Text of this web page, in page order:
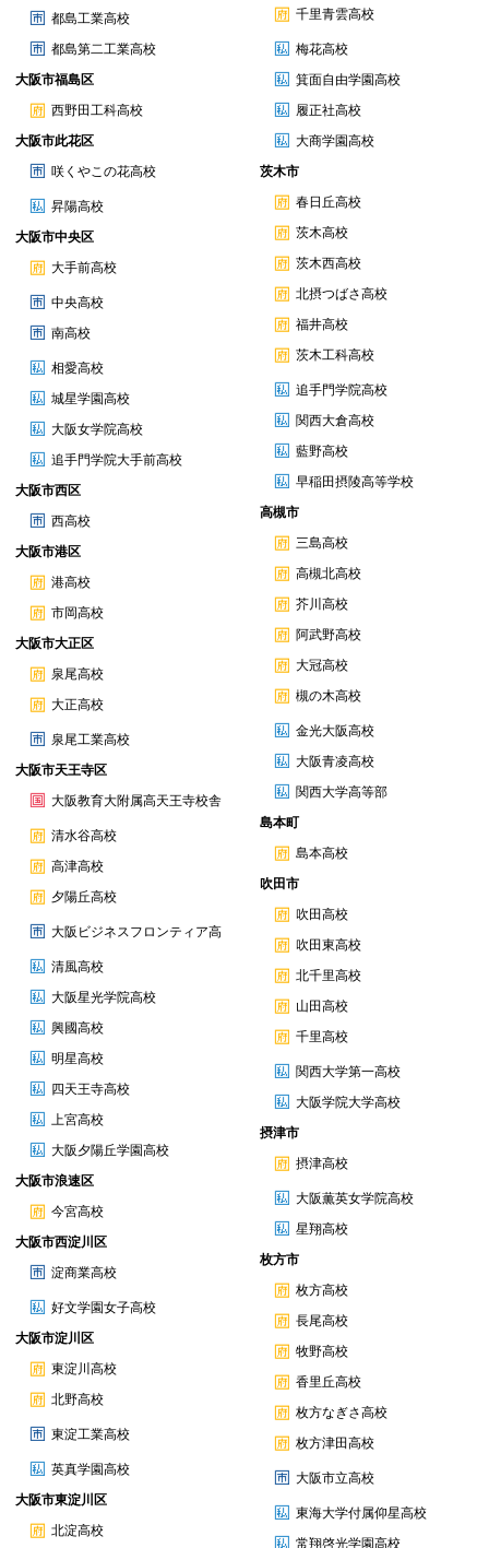
都島工業高校
都島第二工業高校
大阪市福島区
西野田工科高校
大阪市此花区
咲くやこの花高校
昇陽高校
大阪市中央区
大手前高校
中央高校
南高校
相愛高校
城星学園高校
大阪女学院高校
追手門学院大手前高校
大阪市西区
西高校
大阪市港区
港高校
市岡高校
大阪市大正区
泉尾高校
大正高校
泉尾工業高校
大阪市天王寺区
大阪教育大附属高天王寺校舎
清水谷高校
高津高校
夕陽丘高校
大阪ビジネスフロンティア高
清風高校
大阪星光学院高校
興國高校
明星高校
四天王寺高校
上宮高校
大阪夕陽丘学園高校
大阪市浪速区
今宮高校
大阪市西淀川区
淀商業高校
好文学園女子高校
大阪市淀川区
東淀川高校
北野高校
東淀工業高校
英真学園高校
大阪市東淀川区
北淀高校
千里青雲高校
梅花高校
箕面自由学園高校
履正社高校
大商学園高校
茨木市
春日丘高校
茨木高校
茨木西高校
北摂つばさ高校
福井高校
茨木工科高校
追手門学院高校
関西大倉高校
藍野高校
早稲田摂陵高等学校
高槻市
三島高校
高槻北高校
芥川高校
阿武野高校
大冠高校
槻の木高校
金光大阪高校
大阪青凌高校
関西大学高等部
島本町
島本高校
吹田市
吹田高校
吹田東高校
北千里高校
山田高校
千里高校
関西大学第一高校
大阪学院大学高校
摂津市
摂津高校
大阪薫英女学院高校
星翔高校
枚方市
枚方高校
長尾高校
牧野高校
香里丘高校
枚方なぎさ高校
枚方津田高校
大阪市立高校
東海大学付属仰星高校
常翔啓光学園高校